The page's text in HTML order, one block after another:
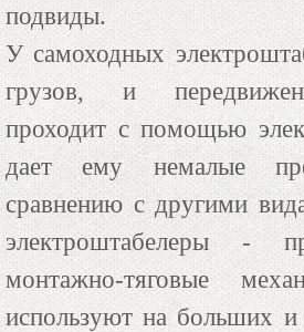
подвиды.
У самоходных
грузов, и
проходит с помощью
дает ему немалые
сравнению с другими
электроштабелеры -
монтажно-тяговые
используют на больших и